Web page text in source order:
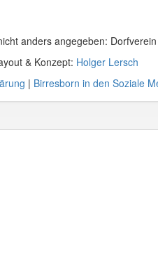
anders angegeben:
& Konzept: Holger Lersch
| Birresborn in den Soziale